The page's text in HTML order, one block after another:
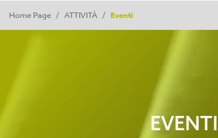
Home Page / ATTIVITÀ / Eventi
EVENTI